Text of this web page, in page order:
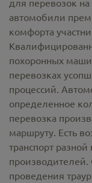
для перевозок
автомобили
комфорта
похоронных
перевозках
процессий.
определенное
перевозка
маршруту. Есть
транспорт
производителей.
проведения